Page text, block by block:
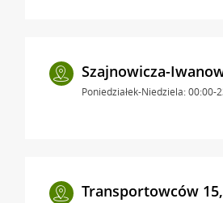
Szajnowicza-
Poniedziałek-Niedziela: 00:00-
Transportowców